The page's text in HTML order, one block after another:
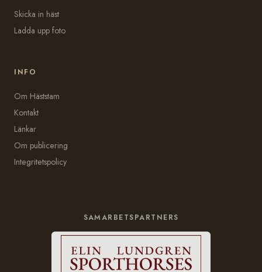
Skicka in häst
Ladda upp foto
INFO
Om Häststam
Kontakt
Länkar
Om publicering
Integritetspolicy
SAMARBETSPARTNERS